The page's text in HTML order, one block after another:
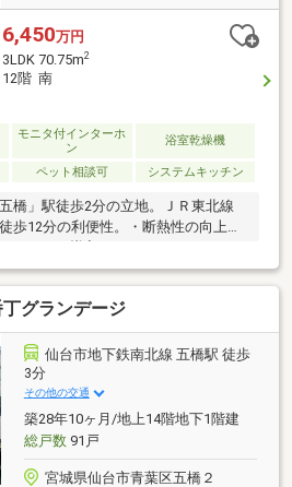
6,450万円
3LDK 70.75m2
12階 南
モニタ付インターホ
ン
浴室乾燥機
ペット相談可 システムキッチン
橋」駅徒歩2分の立地。ＪＲ東北線
歩12分の利便性。・断熱性の向上や
ステムを導入したZEHマンショ
の宅配ボックスを採用。・ご家族と
式キッチンを採用。（掲載写真中の
売価格に含まれません）
グランデージ
仙台市地下鉄南北線 五橋駅 徒歩
3分
その他の交通
築28年10ヶ月/地上14階地下1階建
総戸数91戸
宮城県仙台市青葉区五橋２